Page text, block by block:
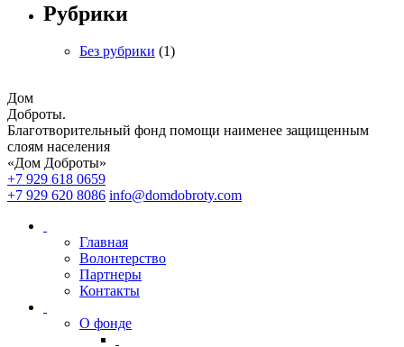
Рубрики
Без рубрики (1)
Дом
Доброты.
Благотворительный фонд помощи наименее защищенным
слоям населения
«Дом Доброты»
+7 929 618 0659
+7 929 620 8086 info@domdobroty.com
Главная
Волонтерство
Партнеры
Контакты
О фонде